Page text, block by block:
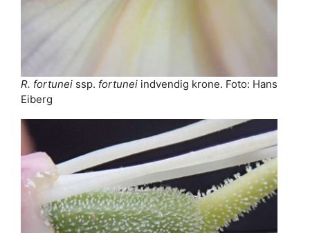
R. fortunei ssp. fortunei indvendig krone. Foto: Hans
Eiberg